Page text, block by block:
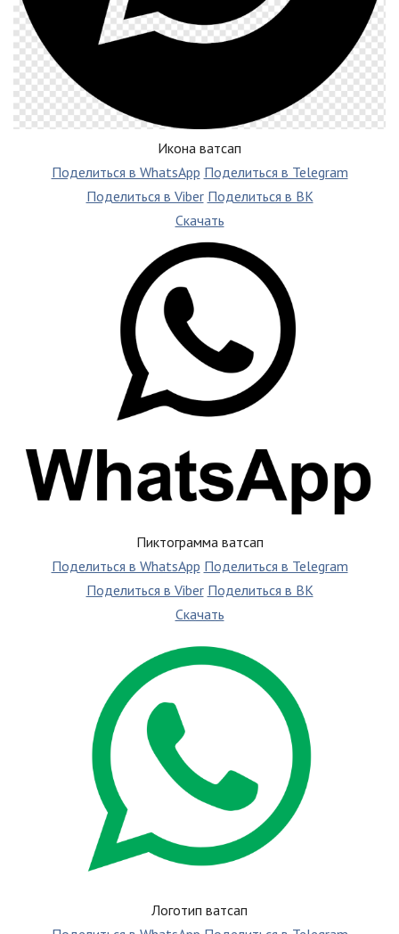
Икона ватсап
Поделиться в WhatsApp Поделиться в Telegram
Поделиться в Viber Поделиться в ВК
Скачать
Пиктограмма ватсап
Поделиться в WhatsApp Поделиться в Telegram
Поделиться в Viber Поделиться в ВК
Скачать
Логотип ватсап